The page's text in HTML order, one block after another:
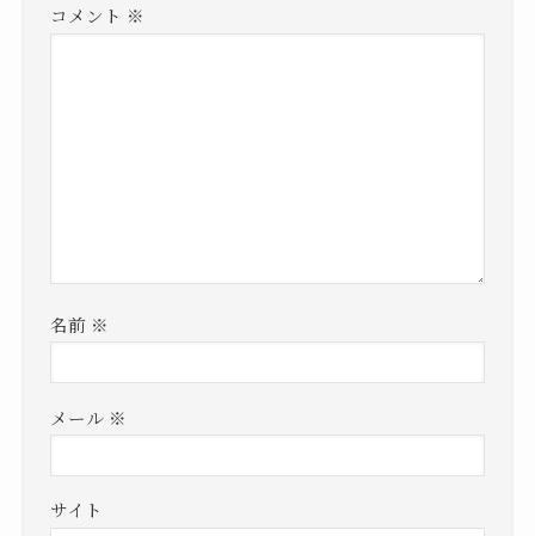
コメント ※
名前 ※
メール ※
サイト